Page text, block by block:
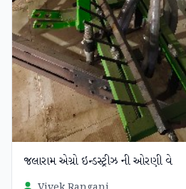
જલારામ એગ્રો ઇન્ડસ્ટ્રીઝ ની ઓરણી વે